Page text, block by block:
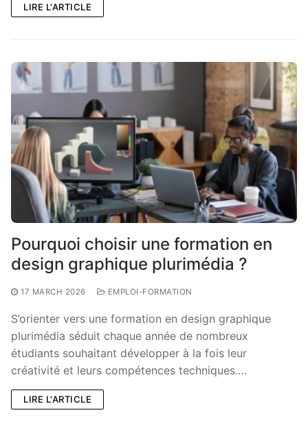
LIRE L'ARTICLE
Pourquoi choisir une formation en
design graphique plurimédia ?
17 MARCH 2026 EMPLOI-FORMATION
S’orienter vers une formation en design graphique
plurimédia séduit chaque année de nombreux
étudiants souhaitant développer à la fois leur
créativité et leurs compétences techniques.…
LIRE L'ARTICLE